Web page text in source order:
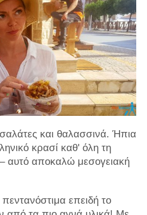
και θαλασσινά. Ήπια
κρασί καθ' όλη τη
αυτό αποκαλώ μεσογειακή
επειδή το